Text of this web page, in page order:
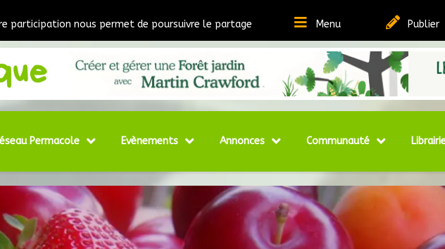
participation nous permet de poursuivre le partage Menu Publier
Permatheque
Webmédia et Ressources sur la Permaculture
Permacole Evènements Annonces Communauté